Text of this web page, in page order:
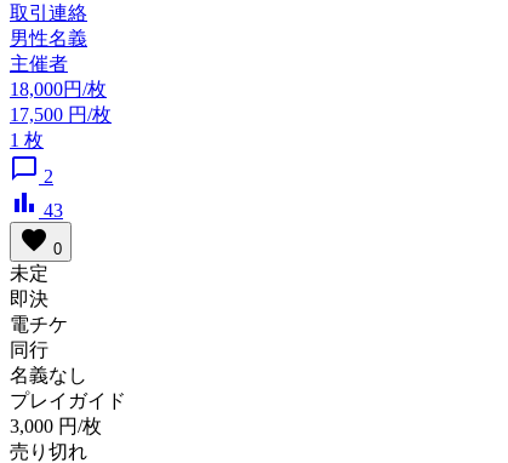
取引連絡
男性名義
主催者
18,000円/枚
17,500 円/枚
1 枚
chat_bubble_outline 2
bar_chart 43
favorite 0
未定
即決
電チケ
同行
名義なし
プレイガイド
3,000 円/枚
売り切れ